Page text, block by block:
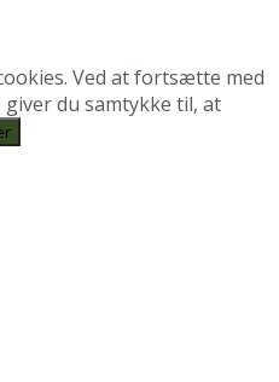
Ved at fortsætte med
du samtykke til, at